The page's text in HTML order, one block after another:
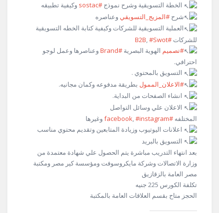
الخطة التسويقية وشرح نموذج #sostac
وكيفية تطبيقه
شرح #المزيج_التسويقي وعناصره
العملية التسويقية للشركات وكيفية كتابة الخطه التسويقية
للشركات #B2B
#Swot
#تصميم الهوية البصرية #Brand
وعناصرها وعمل لوجو
احترافي.
التسويق بالمحتوي .
#الاعلان_الممول بطريقة مدفوعه وكمان مجانيه.
انشاء الصفحات من البداية.
الاعلان علي وسائل التواصل
المختلفه #facebook
,#instagram
وغيرها
اعلانات اليوتيوب وزيادة المتابعين وتقديم محتوي مناسب
التسويق بالبريد
بعد انتهاء التدريب مباشرة يتم الحصول علي شهادة معتمدة من
وزارة الاتصالات وشركة مايكروسوفت ومؤسسة كير مصر ومكتبة
مصر العامة بالزقازيق
تكلفة الكورس 225 جنيه
الحجز متاح بقسم العلاقات العامة بالمكتبة